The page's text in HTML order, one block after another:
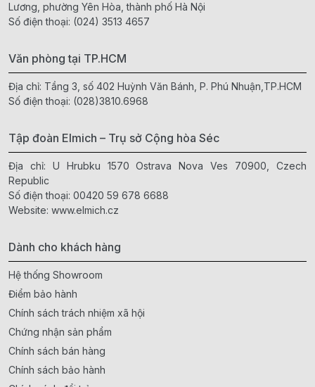
Lương, phường Yên Hòa, thành phố Hà Nội
Số điện thoại: (024) 3513 4657
Văn phòng tại TP.HCM
Địa chỉ: Tầng 3, số 402 Huỳnh Văn Bánh, P. Phú Nhuận,TP.HCM
Số điện thoại: (028)3810.6968
Tập đoàn Elmich – Trụ sở Cộng hòa Séc
Địa chỉ: U Hrubku 1570 Ostrava Nova Ves 70900, Czech
Republic
Số điện thoại: 00420 59 678 6688
Website: www.elmich.cz
Dành cho khách hàng
Hệ thống Showroom
Điểm bảo hành
Chính sách trách nhiệm xã hội
Chứng nhận sản phẩm
Chính sách bán hàng
Chính sách bảo hành